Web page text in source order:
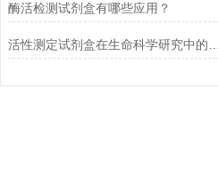
酶活检测试剂盒有哪些应用？